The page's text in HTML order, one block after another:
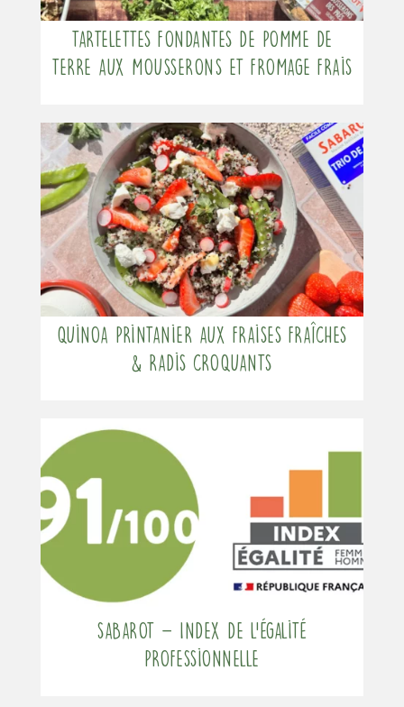
Tartelettes fondantes de pomme de
terre aux mousserons et fromage frais
Quinoa printanier aux fraises fraîches
& radis croquants
Sabarot – Index de l’égalité
professionnelle